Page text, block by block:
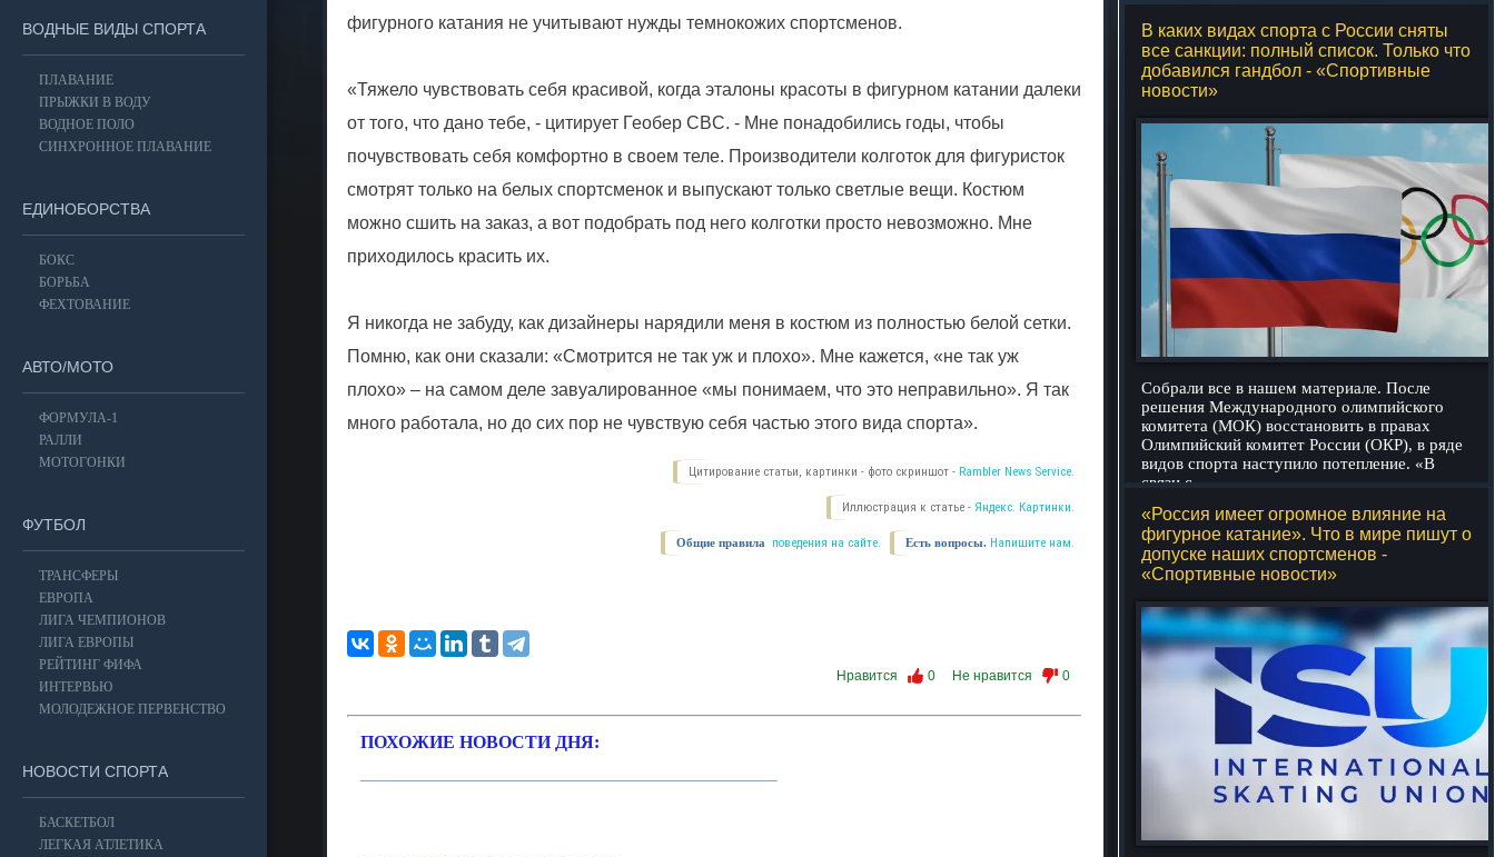
В каких видах спорта с России сняты
все санкции: полный список. Только что
добавился гандбол - «Спортивные
новости»
Собрали все в нашем материале. После
решения Международного олимпийского
комитета (МОК) восстановить в правах
Олимпийский комитет России (ОКР), в ряде
видов спорта наступило потепление. «В
связи с
«Россия имеет огромное влияние на
фигурное катание». Что в мире пишут о
допуске наших спортсменов -
«Спортивные новости»
фигурного катания не учитывают нужды темнокожих спортсменов.
«Тяжело чувствовать себя красивой, когда эталоны красоты в фигурном катании далеки
от того, что дано тебе, - цитирует Геобер CBC. - Мне понадобились годы, чтобы
почувствовать себя комфортно в своем теле. Производители колготок для фигуристок
смотрят только на белых спортсменок и выпускают только светлые вещи. Костюм
можно сшить на заказ, а вот подобрать под него колготки просто невозможно. Мне
приходилось красить их.
Я никогда не забуду, как дизайнеры нарядили меня в костюм из полностью белой сетки.
Помню, как они сказали: «Смотрится не так уж и плохо». Мне кажется, «не так уж
плохо» – на самом деле завуалированное «мы понимаем, что это неправильно». Я так
много работала, но до сих пор не чувствую себя частью этого вида спорта».
Цитирование статьи, картинки - фото скриншот - Rambler News Service.
Иллюстрация к статье - Яндекс. Картинки.
Есть вопросы. Напишите нам.
Общие правила поведения на сайте.
Нравится 0 Не нравится 0
ПОХОЖИЕ НОВОСТИ ДНЯ:
ВОДНЫЕ ВИДЫ СПОРТА
ПЛАВАНИЕ
ПРЫЖКИ В ВОДУ
ВОДНОЕ ПОЛО
СИНХРОННОЕ ПЛАВАНИЕ
ЕДИНОБОРСТВА
БОКС
БОРЬБА
ФЕХТОВАНИЕ
АВТО/МОТО
ФОРМУЛА-1
РАЛЛИ
МОТОГОНКИ
ФУТБОЛ
ТРАНСФЕРЫ
ЕВРОПА
ЛИГА ЧЕМПИОНОВ
ЛИГА ЕВРОПЫ
РЕЙТИНГ ФИФА
ИНТЕРВЬЮ
МОЛОДЕЖНОЕ ПЕРВЕНСТВО
НОВОСТИ СПОРТА
БАСКЕТБОЛ
ЛЕГКАЯ АТЛЕТИКА